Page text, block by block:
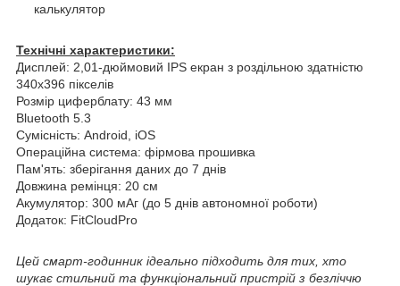
калькулятор
Технічні характеристики:
Дисплей: 2,01-дюймовий IPS екран з роздільною здатністю
340x396 пікселів
Розмір циферблату: 43 мм
Bluetooth 5.3
Сумісність: Android, iOS
Операційна система: фірмова прошивка
Пам'ять: зберігання даних до 7 днів
Довжина ремінця: 20 см
Акумулятор: 300 мАг (до 5 днів автономної роботи)
Додаток: FitCloudPro
Цей смарт-годинник ідеально підходить для тих, хто
шукає стильний та функціональний пристрій з безліччю